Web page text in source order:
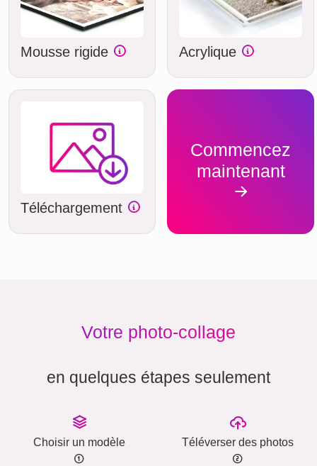
Mousse rigide Acrylique
Téléchargement
Commencez
maintenant
Votre photo-collage
en quelques étapes seulement
Choisir un modèle Téléverser des photos